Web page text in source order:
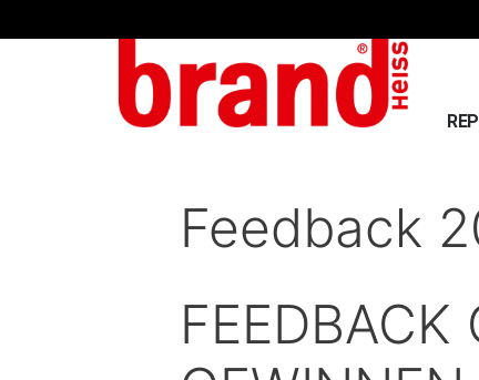
Feedback
FEEDBACK